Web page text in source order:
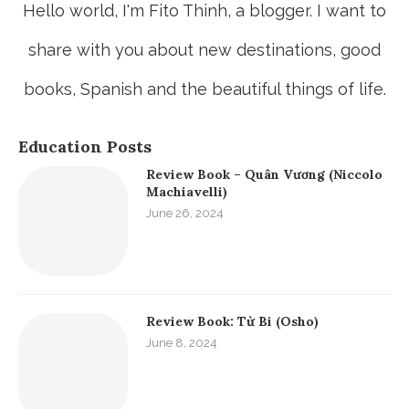
Hello world, I'm Fito Thinh, a blogger. I want to
share with you about new destinations, good
books, Spanish and the beautiful things of life.
Education Posts
Review Book – Quân Vương (Niccolo
Machiavelli)
June 26, 2024
Review Book: Từ Bi (Osho)
June 8, 2024